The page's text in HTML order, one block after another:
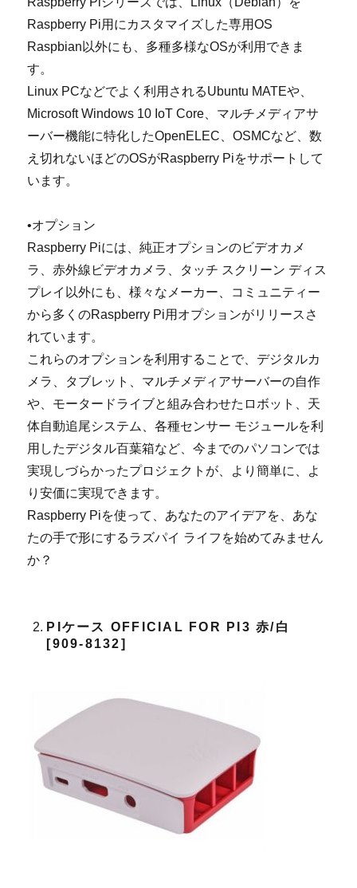
Raspberry Pi用にカスタマイズした専用OS
Raspbian以外にも、多種多様なOSが利用できま
す。
Linux PCなどでよく利用されるUbuntu MATEや、
Microsoft Windows 10 IoT Core、マルチメディアサ
ーバー機能に特化したOpenELEC、OSMCなど、数
え切れないほどのOSがRaspberry Piをサポートして
います。
•オプション
Raspberry Piには、純正オプションのビデオカメ
ラ、赤外線ビデオカメラ、タッチ スクリーン ディス
プレイ以外にも、様々なメーカー、コミュニティー
から多くのRaspberry Pi用オプションがリリースさ
れています。
これらのオプションを利用することで、デジタルカ
メラ、タブレット、マルチメディアサーバーの自作
や、モータードライブと組み合わせたロボット、天
体自動追尾システム、各種センサー モジュールを利
用したデジタル百葉箱など、今までのパソコンでは
実現しづらかったプロジェクトが、より簡単に、よ
り安価に実現できます。
Raspberry Piを使って、あなたのアイデアを、あな
たの手で形にするラズパイ ライフを始めてみません
か？
PIケース OFFICIAL FOR PI3 赤/白
[909-8132]